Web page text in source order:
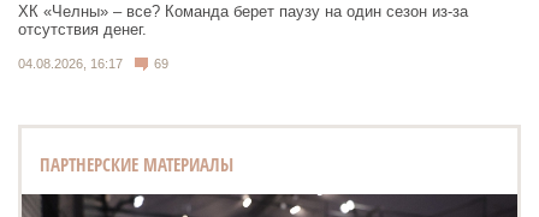
ХК «Челны» – все? Команда берет паузу на один сезон из-за
отсутствия денег.
04.08.2026, 16:17 69
ПАРТНЕРСКИЕ МАТЕРИАЛЫ